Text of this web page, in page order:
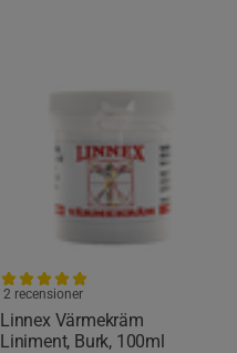
Linnex Värmekräm
Liniment, Burk, 100ml
2 recensioner